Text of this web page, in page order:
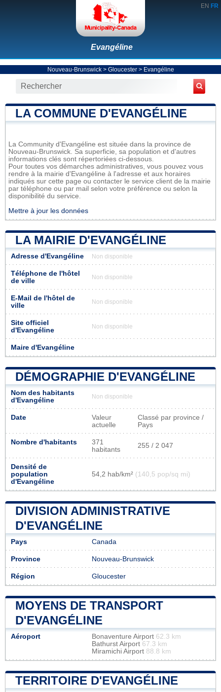
EN FR
Evangéline
Nouveau-Brunswick> Gloucester> Evangéline
LA COMMUNE D'EVANGÉLINE
La Community d'Evangéline est située dans la province de
Nouveau-Brunswick. Sa superficie, sa population et d'autres
informations clés sont répertoriées ci-dessous.
Pour toutes vos démarches administratives, vous pouvez vous
rendre à la mairie d'Evangéline à l'adresse et aux horaires
indiqués sur cette page ou contacter le service client de la mairie
par téléphone ou par mail selon votre préférence ou selon la
disponibilité du service.
Mettre à jour les données
LA MAIRIE D'EVANGÉLINE
Adresse d'Evangéline Non disponible
Téléphone de l'hôtel
de ville
Non disponible
E-Mail de l'hôtel de
ville
Non disponible
Site officiel
d'Evangéline
Non disponible
Maire d'Evangéline
DÉMOGRAPHIE D'EVANGÉLINE
Nom des habitants
d'Evangéline
Non disponible
Date
Valeur
actuelle
Classé par province /
Pays
Nombre d'habitants
371
habitants
255 / 2 047
Densité de
population
d'Evangéline
54,2 hab/km² (140,5 pop/sq mi)
DIVISION ADMINISTRATIVE
D'EVANGÉLINE
Pays Canada
Province Nouveau-Brunswick
Région Gloucester
MOYENS DE TRANSPORT
D'EVANGÉLINE
Aéroport Bonaventure Airport 62.3 km
Bathurst Airport 67.3 km
Miramichi Airport 88.8 km
TERRITOIRE D'EVANGÉLINE